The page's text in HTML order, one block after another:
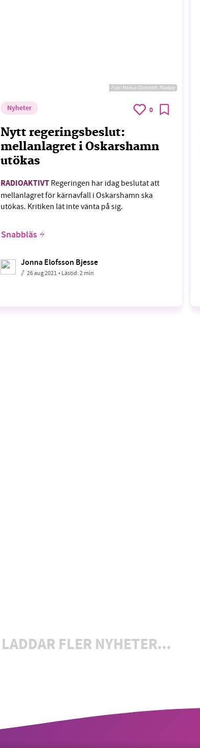
Foto:Markus Distelrath, Pixabay
Nyheter 0
Nytt regeringsbeslut:
mellanlagret i Oskarshamn
utökas
RADIOAKTIVTRegeringen har idag beslutat att
mellanlagret för kärnavfall i Oskarshamn ska
utökas. Kritiken lät inte vänta på sig.
Snabbläs
Jonna Elofsson Bjesse
26 aug 2021 • Lästid:2 min
LADDAR FLER NYHETER...